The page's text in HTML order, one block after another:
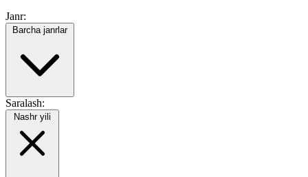
Janr:
Barcha janrlar
Saralash:
Nashr yili